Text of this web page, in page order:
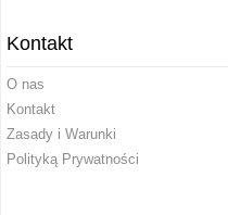
Kontakt
O nas
Kontakt
Zasady i Warunki
Polityką Prywatności